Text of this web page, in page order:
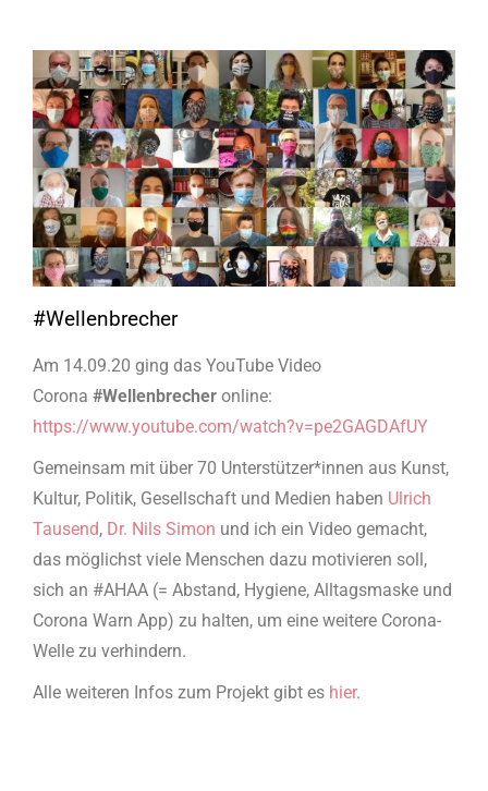
#Wellenbrecher
Am 14.09.20 ging das YouTube Video
Corona #Wellenbrecher online:
https://www.youtube.com/watch?v=pe2GAGDAfUY
Gemeinsam mit über 70 Unterstützer*innen aus Kunst,
Kultur, Politik, Gesellschaft und Medien haben Ulrich
Tausend, Dr. Nils Simon und ich ein Video gemacht,
das möglichst viele Menschen dazu motivieren soll,
sich an #AHAA (= Abstand, Hygiene, Alltagsmaske und
Corona Warn App) zu halten, um eine weitere Corona-
Welle zu verhindern.
Alle weiteren Infos zum Projekt gibt es hier.